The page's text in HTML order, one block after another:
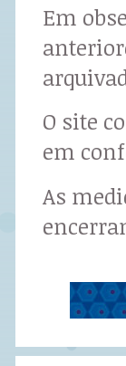
Em
O site
em
As